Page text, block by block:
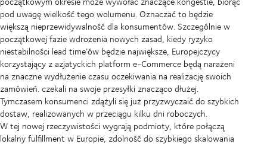
pod uwagę wielkość tego wolumenu. Oznaczać to będzie
większą nieprzewidywalność dla konsumentów. Szczególnie w
początkowej fazie wdrożenia nowych zasad, kiedy ryzyko
niestabilności lead time’ów będzie największe, Europejczycy
korzystający z azjatyckich platform e-Commerce będą narażeni
na znaczne wydłużenie czasu oczekiwania na realizację swoich
zamówień. czekali na swoje przesyłki znacząco dłużej.
Tymczasem konsumenci zdążyli się już przyzwyczaić do szybkich
dostaw, realizowanych w przeciągu kilku dni roboczych.
W tej nowej rzeczywistości wygrają podmioty, które połączą
lokalny fulfillment w Europie, zdolność do szybkiego skalowania